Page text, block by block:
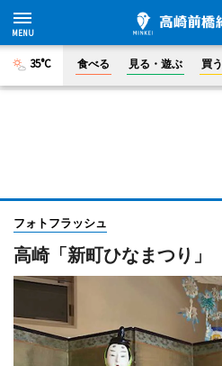
35°C 食べる 見る・遊ぶ 買う
フォトフラッシュ
高崎「新町ひなまつり」